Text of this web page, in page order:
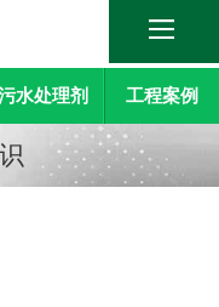
水处理剂 工程案例